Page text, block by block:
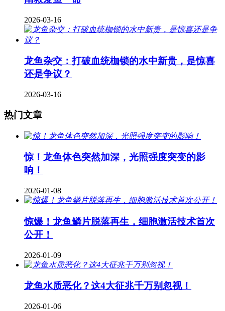
2026-03-16
龙鱼杂交：打破血统枷锁的水中新贵，是惊喜
还是争议？
2026-03-16
热门文章
惊！龙鱼体色突然加深，光照强度突变的影
响！
2026-01-08
惊爆！龙鱼鳞片脱落再生，细胞激活技术首次
公开！
2026-01-09
龙鱼水质恶化？这4大征兆千万别忽视！
2026-01-06